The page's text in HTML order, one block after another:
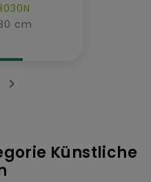
cm

Künstliche